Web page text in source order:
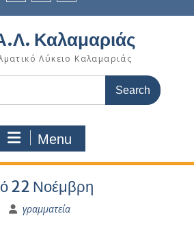
Καλαμαριάς
Λύκειο Καλαμαριάς
Menu
22 Νοέμβρη
γραμματεία